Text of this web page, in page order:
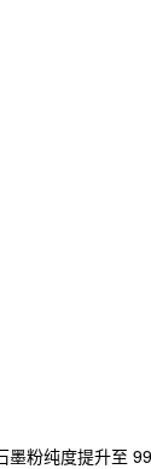
粉纯度提升至